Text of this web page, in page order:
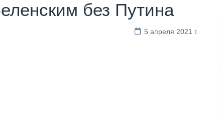
без Путина
5 апреля 2021 г.